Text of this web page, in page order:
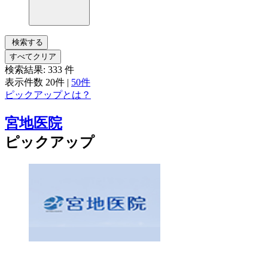
検索する
すべてクリア
検索結果: 333 件
表示件数 20件 | 50件
ピックアップとは？
宮地医院
ピックアップ